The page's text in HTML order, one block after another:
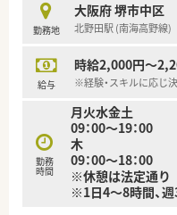
勤務地
大阪府 堺市中区
北野田駅 (南海高野線)
給与
時給2,000円～
※経験・スキルに応じ
勤務
時間
月火水金土
09：00～19：00
木
09：00～18：00
※休憩は法定通り
※1日4～8時間、